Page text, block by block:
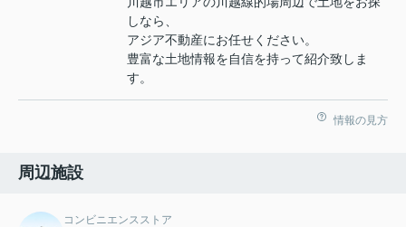
しなら、
アジア不動産にお任せください。
豊富な土地情報を自信を持って紹介致しま
す。
情報の見方
周辺施設
コンビニエンスストア